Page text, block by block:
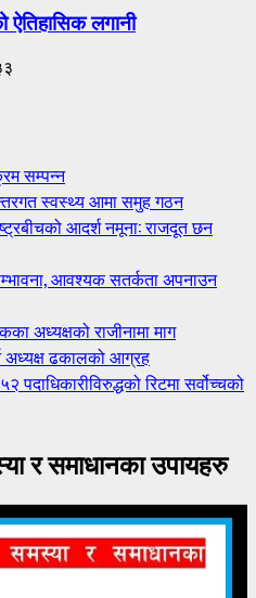
ऐतिहासिक लगानी
सम्पन्न
स्वस्थ्य आमा समुह गठन
आदर्श नमूना: राजदूत छन
आवश्यक सतर्कता अपनाउन
अध्यक्षको राजीनामा माग
अध्यक्ष ढकालको आग्रह
रिटमा सर्वोच्चको
र समाधानका उपायहरु